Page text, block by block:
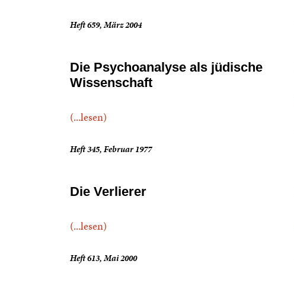
Heft 659, März 2004
Die Psychoanalyse als jüdische
Wissenschaft
(...lesen)
Heft 345, Februar 1977
Die Verlierer
(...lesen)
Heft 613, Mai 2000